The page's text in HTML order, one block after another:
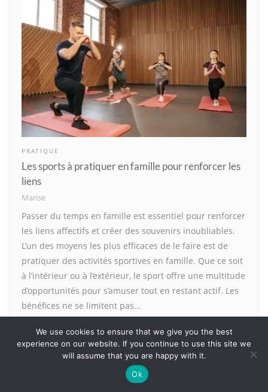
PRATIQUE
Les sports à pratiquer en famille pour renforcer les
liens
Marise
Passer du temps en famille est essentiel pour renforcer
les liens affectifs et créer des souvenirs inoubliables.
L’un des moyens les plus efficaces de le faire est de
pratiquer des activités sportives en famille. Que ce soit
à l’intérieur ou à l’extérieur, le sport offre une multitude
d’opportunités pour s’amuser tout en restant actif. Les
bénéfices ne se limitent pas…
En savoir plus
We use cookies to ensure that we give you the best
experience on our website. If you continue to use this site we
will assume that you are happy with it.
Ok